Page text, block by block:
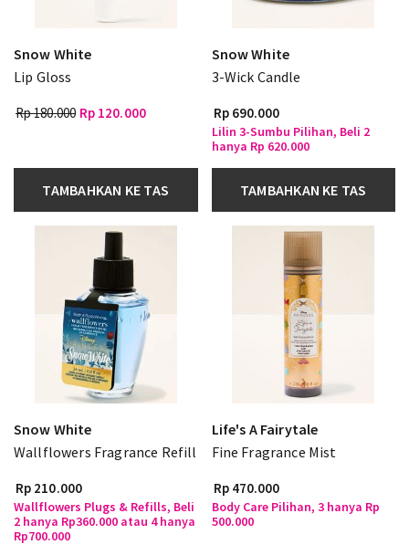
Snow White
Lip Gloss
Rp 180.000 Rp 120.000
TAMBAHKAN KE TAS
Snow White
3-Wick Candle
Rp 690.000
Lilin 3-Sumbu Pilihan, Beli 2
hanya Rp 620.000
TAMBAHKAN KE TAS
Snow White
Wallflowers Fragrance Refill
Rp 210.000
Wallflowers Plugs & Refills, Beli
2 hanya Rp360.000 atau 4 hanya
Rp700.000
Life's A Fairytale
Fine Fragrance Mist
Rp 470.000
Body Care Pilihan, 3 hanya Rp
500.000